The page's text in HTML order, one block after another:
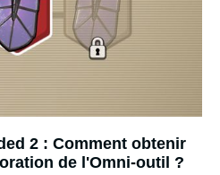
2 : Comment obtenir
de l'Omni-outil ?